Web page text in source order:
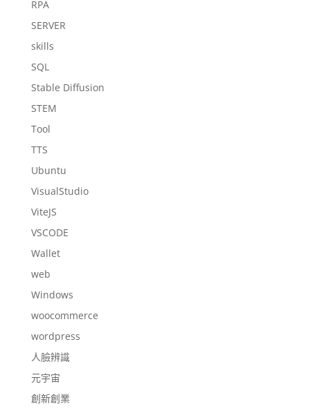
RPA
SERVER
skills
SQL
Stable Diffusion
STEM
Tool
TTS
Ubuntu
VisualStudio
ViteJS
VSCODE
Wallet
web
Windows
woocommerce
wordpress
人臉辨識
元宇宙
創新創業